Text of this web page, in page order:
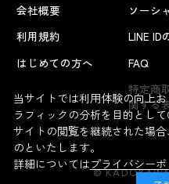
会社概要
利用規約
はじめての方へ
ソーシ
LINE ID
FAQ
特定商
関する
©
当サイトでは利用体験の向上
ラフィックの分析を目的とし
サイトの閲覧を継続された場
のといたします。
詳細についてはプライバシー